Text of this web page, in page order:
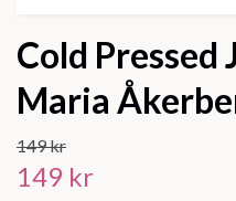
Cold Pressed
Maria
149 kr
149 kr